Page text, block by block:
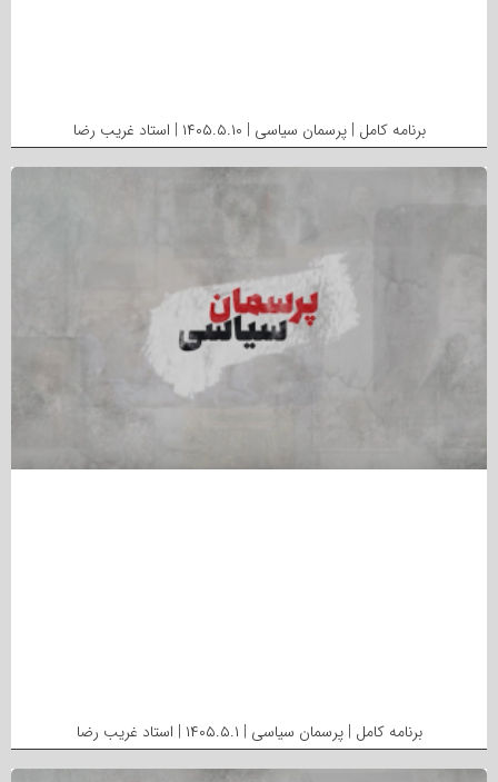
برنامه کامل | پرسمان سیاسی | ۱۴۰۵.۵.۱۰ | استاد غریب رضا
برنامه کامل | پرسمان سیاسی | ۱۴۰۵.۵.۱ | استاد غریب رضا